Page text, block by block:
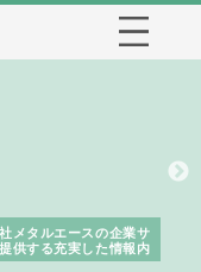
メタルエースの企業サ
供する充実した情報内